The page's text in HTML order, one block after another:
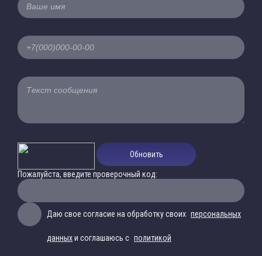
Обновить
Пожалуйста, введите проверочный код:
Даю свое согласие на обработку своих персональных
данныхи соглашаюсь с политикой